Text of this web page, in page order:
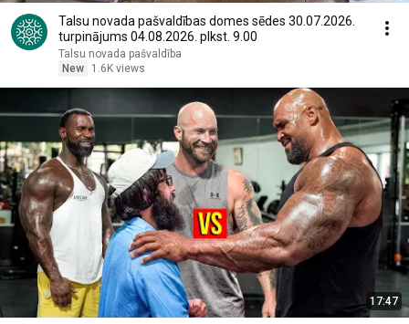
Talsu novada pašvaldības domes sēdes 30.07.2026.
turpinājums 04.08.2026. plkst. 9.00
Talsu novada pašvaldība
New
1.6K views
17:47